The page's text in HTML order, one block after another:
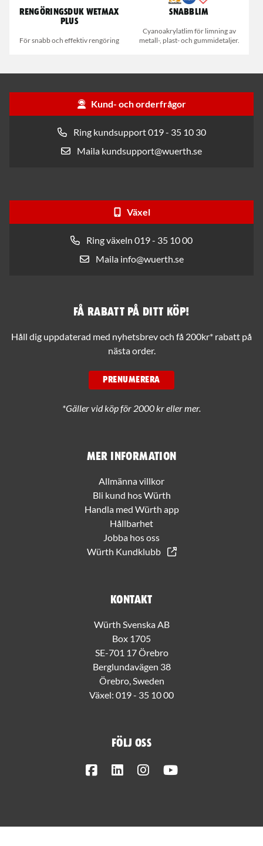
Rengöringsduk Wetmax
Plus
För snabb och effektiv rengöring
Snabblim
Cyanoakrylatlim för limning av
metall-, plast- och gummidetaljer.
Kund- och orderfrågor
Ring kundsupport 019 - 35 10 30
Maila kundsupport@wuerth.se
Växel
Ring växeln 019 - 35 10 00
Maila info@wuerth.se
Mer information
Allmänna villkor
Bli kund hos Würth
Handla med Würth app
Hållbarhet
Jobba hos oss
Würth Kundklubb
Kontakt
Würth Svenska AB
Box 1705
SE-701 17 Örebro
Berglundavägen 38
Örebro, Sweden
Växel: 019 - 35 10 00
Följ oss
FacebookLinkedInInstagram
Få rabatt på ditt köp!
Håll dig uppdaterad med nyhetsbrev och få 200kr* rabatt på
nästa order.
PRENUMERERA
*Gäller vid köp för 2000 kr eller mer.